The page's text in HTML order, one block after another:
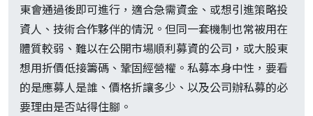
東會通過後即可進行，適合急需資金、或想引進策略投
資人、技術合作夥伴的情況。但同一套機制也常被用在
體質較弱、難以在公開市場順利募資的公司，或大股東
想用折價低接籌碼、鞏固經營權。私募本身中性，要看
的是應募人是誰、價格折讓多少、以及公司辦私募的必
要理由是否站得住腳。